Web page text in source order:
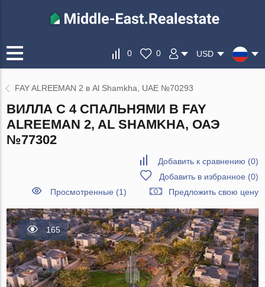
0 0 USD
FAY ALREEMAN 2 в Al Shamkha, UAE №70293
ВИЛЛА С 4 СПАЛЬНЯМИ В FAY
ALREEMAN 2, AL SHAMKHA, ОАЭ
№77302
Добавить к сравнению (0)
Добавить в избранное (0)
Просмотренные (1)
Предложить свою цену
165